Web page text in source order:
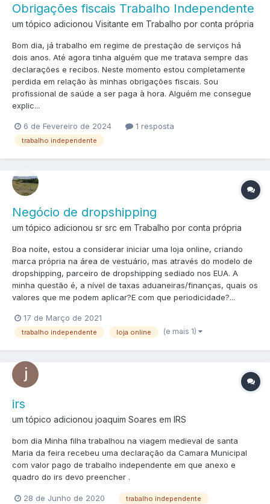
Obrigações fiscais Trabalho Independente
um tópico adicionou Visitante em Trabalho por conta própria
Bom dia, já trabalho em regime de prestação de serviços há
dois anos. Até agora tinha alguém que me tratava sempre das
declarações e recibos. Neste momento estou completamente
perdida em relação às minhas obrigações fiscais. Sou
profissional de saúde a ser paga à hora. Alguém me consegue
explic...
6 de Fevereiro de 2024 1 resposta
trabalho independente
Negócio de dropshipping
um tópico adicionou sr src em Trabalho por conta própria
Boa noite, estou a considerar iniciar uma loja online, criando
marca própria na área de vestuário, mas através do modelo de
dropshipping, parceiro de dropshipping sediado nos EUA. A
minha questão é, a nível de taxas aduaneiras/finanças, quais os
valores que me podem aplicar?E com que periodicidade?...
17 de Março de 2021
trabalho independente loja online (e mais 1)
irs
um tópico adicionou joaquim Soares em IRS
bom dia Minha filha trabalhou na viagem medieval de santa
Maria da feira recebeu uma declaração da Camara Municipal
com valor pago de trabalho independente em que anexo e
quadro do irs devo preencher .
28 de Junho de 2020 trabalho independente